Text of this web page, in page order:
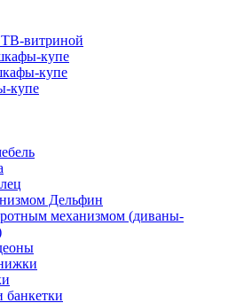
витриной
купе
купе
купе
Дельфин
механизмом (диваны-